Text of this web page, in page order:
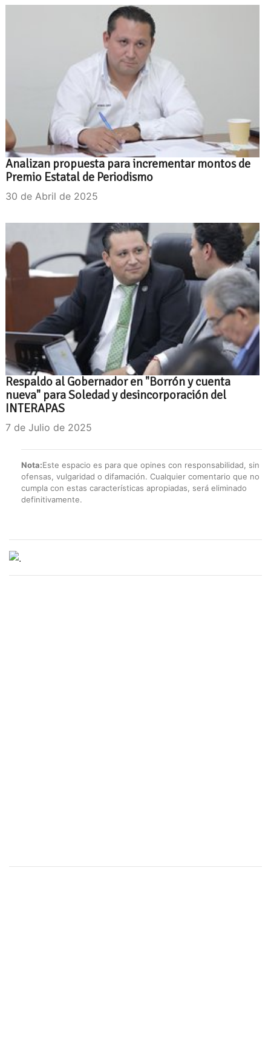
Analizan propuesta para incrementar montos de
Premio Estatal de Periodismo
30 de Abril de 2025
Respaldo al Gobernador en "Borrón y cuenta
nueva" para Soledad y desincorporación del
INTERAPAS
7 de Julio de 2025
Nota:Este espacio es para que opines con responsabilidad, sin
ofensas, vulgaridad o difamación. Cualquier comentario que no
cumpla con estas características apropiadas, será eliminado
definitivamente.